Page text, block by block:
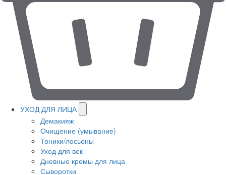
УХОД ДЛЯ ЛИЦА
Демакияж
Очищение (умывание)
Тоники/лосьоны
Уход для век
Дневные кремы для лица
Сыворотки